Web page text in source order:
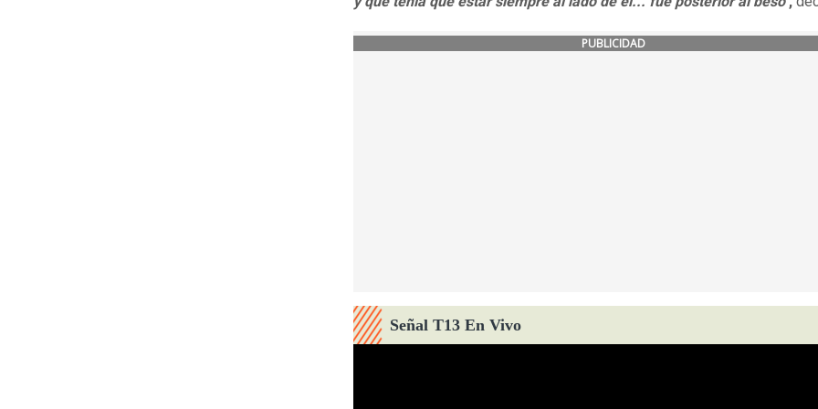
PUBLICIDAD
Señal T13 En Vivo